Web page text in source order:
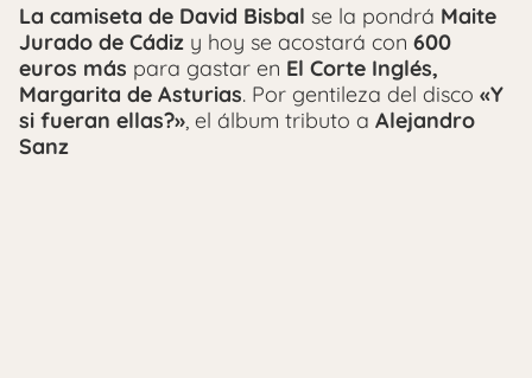
La camiseta de David Bisbal se la pondrá Maite
Jurado de Cádiz y hoy se acostará con 600
euros más para gastar en El Corte Inglés,
Margarita de Asturias. Por gentileza del disco «Y
si fueran ellas?» , el álbum tributo a Alejandro
Sanz